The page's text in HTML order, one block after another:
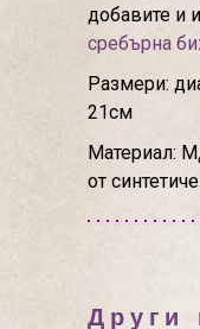
добавите и
сребърна
Размери:
21см
Материал:
от
Други